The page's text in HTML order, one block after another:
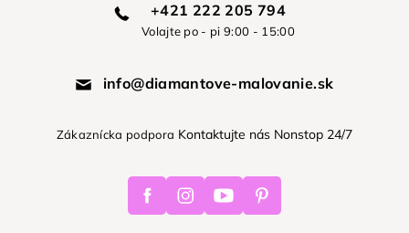
+421 222 205 794
Volajte po - pi 9:00 - 15:00
info@diamantove-malovanie.sk
Zákaznícka podpora Kontaktujte nás Nonstop 24/7
FacebookInstagramYoutube Pinterest